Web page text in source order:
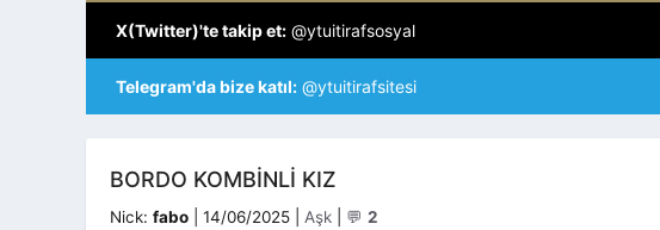
X(Twitter)'te takip et: @ytuitirafsosyal
Telegram'da bize katıl: @ytuitirafsitesi
BORDO KOMBINLI KIZ
Nick: fabo 14/06/2025 Kategoriler
Aşk 💬 2